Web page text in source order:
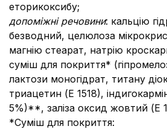
еторикоксибу;
допоміжні речовини: кальцію
безводний, целюлоза
магнію стеарат, натрію
суміш для покриття*
лактози моногідрат, титану
триацетин (Е 1518),
5%)**, заліза оксид жовтий (Е
*Суміш для покриття: